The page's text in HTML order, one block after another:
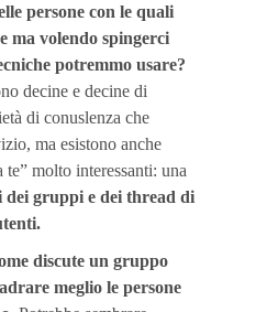
persone con le quali
ma volendo spingerci
potremmo usare?
decine e decine di
di conuslenza che
ma esistono anche
molto interessanti: una
dei gruppi e dei thread di
discute un gruppo
meglio le persone